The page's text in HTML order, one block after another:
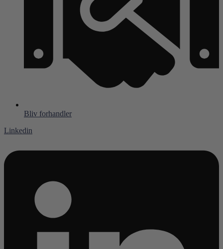
Bliv forhandler
Linkedin